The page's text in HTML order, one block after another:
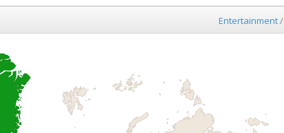
Entertainment/